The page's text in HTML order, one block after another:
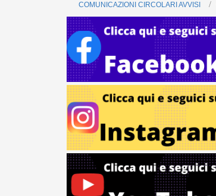
COMUNICAZIONI CIRCOLARI AVVISI